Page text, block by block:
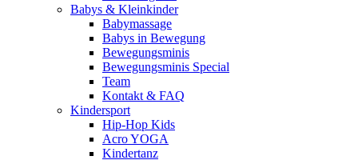
Babys & Kleinkinder
Babymassage
Babys in Bewegung
Bewegungsminis
Bewegungsminis Special
Team
Kontakt & FAQ
Kindersport
Hip-Hop Kids
Acro YOGA
Kindertanz